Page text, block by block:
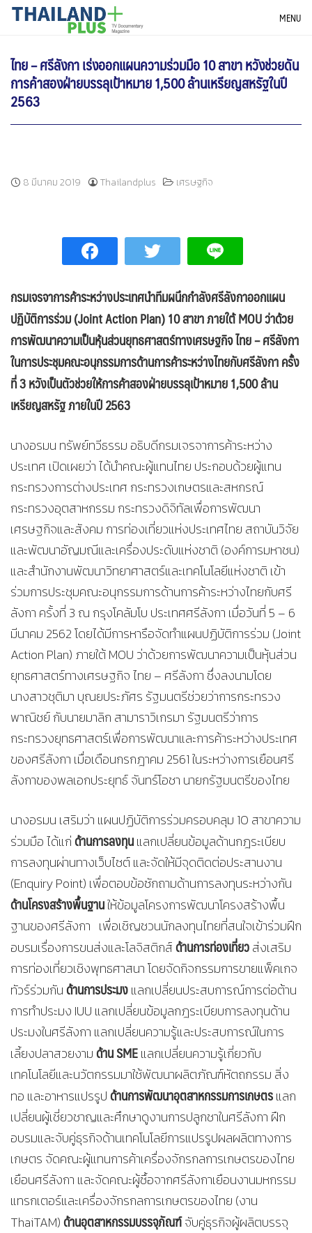
SkipTHAILANDPLUS NEWS MENU
ไทย – ศรีลังกา เร่งออกแผนความร่วมมือ 10 สาขา หวังช่วยดัน
การค้าสองฝ่ายบรรลุเป้าหมาย 1,500 ล้านเหรียญสหรัฐในปี
2563
8 มีนาคม 2019 Thailandplus เศรษฐกิจ
กรมเจรจาการค้าระหว่างประเทศนำทีมผนึกกำลังศรีลังกาออกแผน
ปฏิบัติการร่วม (Joint Action Plan)10 สาขา ภายใต้MOUว่าด้วย
การพัฒนาความเป็นหุ้นส่วนยุทธศาสตร์ทางเศรษฐกิจ ไทย – ศรีลังกา
ในการประชุมคณะอนุกรรมการด้านการค้าระหว่างไทยกับศรีลังกา ครั้ง
ที่ 3 หวังเป็นตัวช่วยให้การค้าสองฝ่ายบรรลุเป้าหมาย 1,500 ล้าน
เหรียญสหรัฐ ภายในปี 2563
นางอรมน ทรัพย์ทวีธรรม อธิบดีกรมเจรจาการค้าระหว่าง
ประเทศ เปิดเผยว่า ได้นำคณะผู้แทนไทย ประกอบด้วยผู้แทน
กระทรวงการต่างประเทศ กระทรวงเกษตรและสหกรณ์
กระทรวงอุตสาหกรรม กระทรวงดิจิทัลเพื่อการพัฒนา
เศรษฐกิจและสังคม การท่องเที่ยวแห่งประเทศไทย สถาบันวิจัย
และพัฒนาอัญมณีและเครื่องประดับแห่งชาติ (องค์การมหาชน)
และสำนักงานพัฒนาวิทยาศาสตร์และเทคโนโลยีแห่งชาติ เข้า
ร่วมการประชุมคณะอนุกรรมการด้านการค้าระหว่างไทยกับศรี
ลังกา ครั้งที่ 3 ณ กรุงโคลัมโบ ประเทศศรีลังกา เมื่อวันที่ 5 – 6
มีนาคม 2562 โดยได้มีการหารือจัดทำแผนปฏิบัติการร่วม (Joint
Action Plan) ภายใต้ MOU ว่าด้วยการพัฒนาความเป็นหุ้นส่วน
ยุทธศาสตร์ทางเศรษฐกิจ ไทย – ศรีลังกา ซึ่งลงนามโดย
นางสาวชุติมา บุณยประภัศร รัฐมนตรีช่วยว่าการกระทรวง
พาณิชย์ กับนายมาลิก สามาราวิเกรมา รัฐมนตรีว่าการ
กระทรวงยุทธศาสตร์เพื่อการพัฒนาและการค้าระหว่างประเทศ
ของศรีลังกา เมื่อเดือนกรกฎาคม 2561 ในระหว่างการเยือนศรี
ลังกาของพลเอกประยุทธ์ จันทร์โอชา นายกรัฐมนตรีของไทย
นางอรมน เสริมว่า แผนปฏิบัติการร่วมครอบคลุม 10 สาขาความ
ร่วมมือ ได้แก่ด้านการลงทุนแลกเปลี่ยนข้อมูลด้านกฎระเบียบ
การลงทุนผ่านทางเว็บไซต์ และจัดให้มีจุดติดต่อประสานงาน
(Enquiry Point) เพื่อตอบข้อซักถามด้านการลงทุนระหว่างกัน
ด้านโครงสร้างพื้นฐานให้ข้อมูลโครงการพัฒนาโครงสร้างพื้น
ฐานของศรีลังกา เพื่อเชิญชวนนักลงทุนไทยที่สนใจเข้าร่วมฝึก
อบรมเรื่องการขนส่งและโลจิสติกส์ด้านการท่องเที่ยวส่งเสริม
การท่องเที่ยวเชิงพุทธศาสนา โดยจัดกิจกรรมการขายแพ็คเกจ
ทัวร์ร่วมกันด้านการประมงแลกเปลี่ยนประสบการณ์การต่อต้าน
การทำประมง IUU แลกเปลี่ยนข้อมูลกฎระเบียบการลงทุนด้าน
ประมงในศรีลังกา แลกเปลี่ยนความรู้และประสบการณ์ในการ
เลี้ยงปลาสวยงามด้านSMEแลกเปลี่ยนความรู้เกี่ยวกับ
เทคโนโลยีและนวัตกรรมมาใช้พัฒนาผลิตภัณฑ์หัตถกรรม สิ่ง
ทอ และอาหารแปรรูปด้านการพัฒนาอุตสาหกรรมการเกษตรแลก
เปลี่ยนผู้เชี่ยวชาญและศึกษาดูงานการปลูกชาในศรีลังกา ฝึก
อบรมและจับคู่ธุรกิจด้านเทคโนโลยีการแปรรูปผลผลิตทางการ
เกษตร จัดคณะผู้แทนการค้าเครื่องจักรกลการเกษตรของไทย
เยือนศรีลังกา และจัดคณะผู้ซื้อจากศรีลังกาเยือนงานมหกรรม
แทรกเตอร์และเครื่องจักรกลการเกษตรของไทย (งาน
ThaiTAM)ด้านอุตสาหกรรมบรรจุภัณฑ์จับคู่ธุรกิจผู้ผลิตบรรจุ